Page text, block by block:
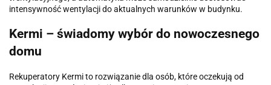
intensywność wentylacji do aktualnych warunków w budynku.
Kermi – świadomy wybór do nowoczesnego
domu
Rekuperatory Kermi to rozwiązanie dla osób, które oczekują od